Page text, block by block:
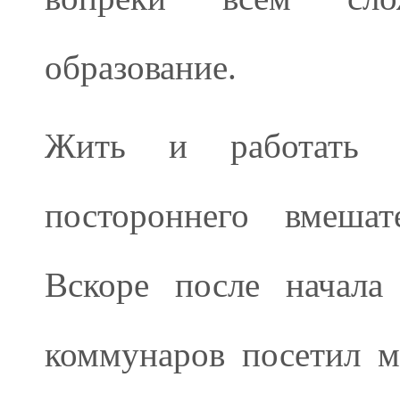
образование.
Жить и работать
постороннего
Вскоре после
коммунаров посетил